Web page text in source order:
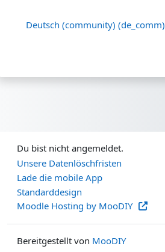
Deutsch (community) ‎(de_comm)‎
Du bist nicht angemeldet.
Unsere Datenlöschfristen
Lade die mobile App
Standarddesign
Moodle Hosting by MooDIY
Bereitgestellt von MooDIY